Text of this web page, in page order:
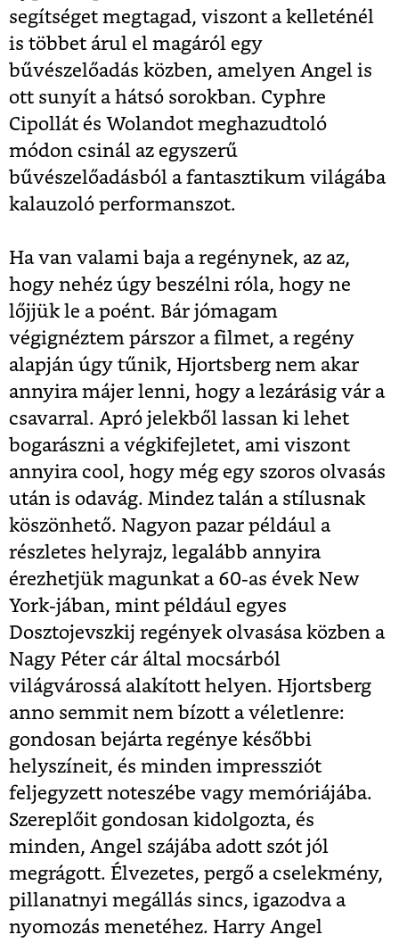
segítséget megtagad, viszont a kelleténél
is többet árul el magáról egy
bűvészelőadás közben, amelyen Angel is
ott sunyít a hátsó sorokban. Cyphre
Cipollát és Wolandot meghazudtoló
módon csinál az egyszerű
bűvészelőadásból a fantasztikum világába
kalauzoló performanszot.
Ha van valami baja a regénynek, az az,
hogy nehéz úgy beszélni róla, hogy ne
lőjjük le a poént. Bár jómagam
végignéztem párszor a filmet, a regény
alapján úgy tűnik, Hjortsberg nem akar
annyira májer lenni, hogy a lezárásig vár a
csavarral. Apró jelekből lassan ki lehet
bogarászni a végkifejletet, ami viszont
annyira cool, hogy még egy szoros olvasás
után is odavág. Mindez talán a stílusnak
köszönhető. Nagyon pazar például a
részletes helyrajz, legalább annyira
érezhetjük magunkat a 60-as évek New
York-jában, mint például egyes
Dosztojevszkij regények olvasása közben a
Nagy Péter cár által mocsárból
világvárossá alakított helyen. Hjortsberg
anno semmit nem bízott a véletlenre:
gondosan bejárta regénye későbbi
helyszíneit, és minden impressziót
feljegyzett noteszébe vagy memóriájába.
Szereplőit gondosan kidolgozta, és
minden, Angel szájába adott szót jól
megrágott. Élvezetes, pergő a cselekmény,
pillanatnyi megállás sincs, igazodva a
nyomozás menetéhez. Harry Angel